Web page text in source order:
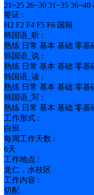
21~25 26~30 31~35 36~40
签证 :
H2 F2 F4 F5 F6 国籍
韩国语_听 :
熟练 日常 基本 基础 零基
韩国语_说 :
熟练 日常 基本 基础 零基
韩国语_读 :
熟练 日常 基本 基础 零基
韩国语_写 :
熟练 日常 基本 基础 零基
工作形式 :
白班
每周工作天数 :
6天
工作地点 :
龙仁，水枝区
工作内容 :
切配